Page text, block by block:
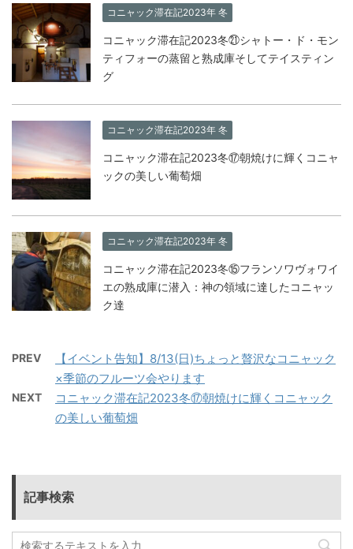
コニャック滞在記2023年 冬
コニャック滞在記2023冬㉑シャトー・ド・モン
ティフォーの蒸留と熟成庫そしてテイスティン
グ
コニャック滞在記2023年 冬
コニャック滞在記2023冬⑰朝焼けに輝くコニャ
ックの美しい葡萄畑
コニャック滞在記2023年 冬
コニャック滞在記2023冬⑮フランソワヴォワイ
エの熟成庫に潜入：神の領域に達したコニャッ
ク達
PREV
【イベント告知】8/13(日)ちょっと贅沢なコニャック
×季節のフルーツ会やります
NEXT
コニャック滞在記2023冬⑰朝焼けに輝くコニャック
の美しい葡萄畑
記事検索